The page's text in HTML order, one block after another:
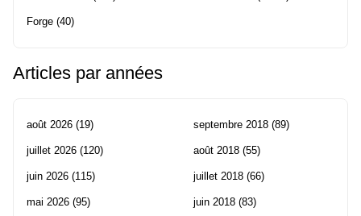
Forge (40)
Articles par années
août 2026 (19)
juillet 2026 (120)
juin 2026 (115)
mai 2026 (95)
septembre 2018 (89)
août 2018 (55)
juillet 2018 (66)
juin 2018 (83)